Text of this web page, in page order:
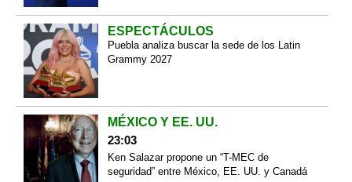
ESPECTÁCULOS
Puebla analiza buscar la sede de los Latin
Grammy 2027
MÉXICO Y EE. UU.
23:03
Ken Salazar propone un “T-MEC de
seguridad” entre México, EE. UU. y Canadá